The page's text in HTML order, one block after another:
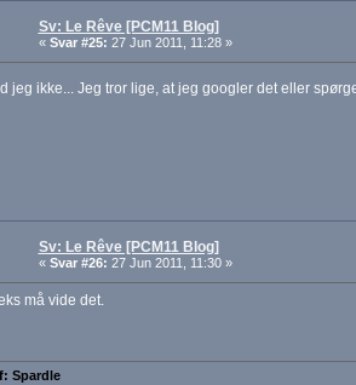
Sv: Le Rêve [PCM11 Blog]
« Svar #25: 27 Jun 2011, 11:28 »
jeg ikke... Jeg tror lige, at jeg googler det eller
Sv: Le Rêve [PCM11 Blog]
« Svar #26: 27 Jun 2011, 11:30 »
må vide det.
Spardle